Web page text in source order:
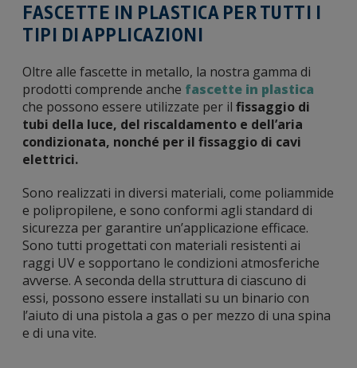
FASCETTE IN PLASTICA PER TUTTI I
TIPI DI APPLICAZIONI
Oltre alle fascette in metallo, la nostra gamma di
prodotti comprende anche fascette in plastica
che possono essere utilizzate per il fissaggio di
tubi della luce, del riscaldamento e dell’aria
condizionata, nonché per il fissaggio di cavi
elettrici.
Sono realizzati in diversi materiali, come poliammide
e polipropilene, e sono conformi agli standard di
sicurezza per garantire un’applicazione efficace.
Sono tutti progettati con materiali resistenti ai
raggi UV e sopportano le condizioni atmosferiche
avverse. A seconda della struttura di ciascuno di
essi, possono essere installati su un binario con
l’aiuto di una pistola a gas o per mezzo di una spina
e di una vite.